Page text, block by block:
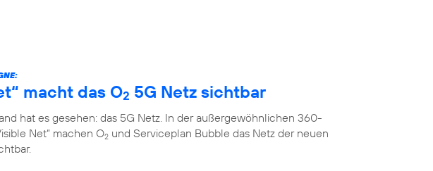
macht das O2 5G Netz sichtbar
hat es gesehen: das 5G Netz. In der außergewöhnlichen 360-
Net“ machen O2 und Serviceplan Bubble das Netz der neuen